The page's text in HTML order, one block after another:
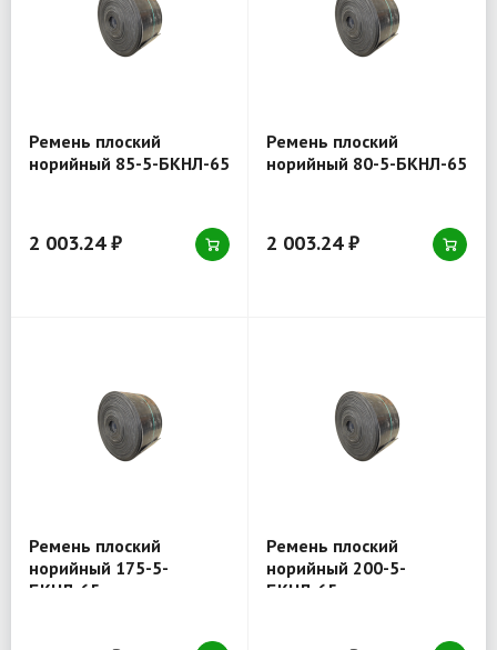
Ремень плоский
норийный 85-5-БКНЛ-65
2 003.24 ₽
Ремень плоский
норийный 80-5-БКНЛ-65
2 003.24 ₽
Ремень плоский
норийный 175-5-
БКНЛ-65
Ремень плоский
норийный 200-5-
БКНЛ-65